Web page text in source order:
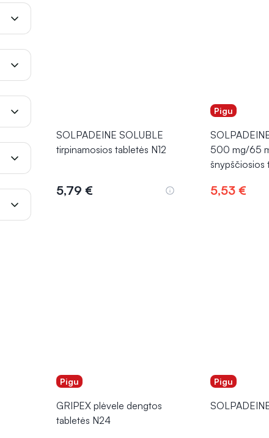
SOLPADEINE SOLUBLE
tirpinamosios tabletės N12
5,79 €
Pigu
500 mg/65
šnypščiosios
5,53 €
Pigu
GRIPEX plėvele dengtos
tabletės N24
Pigu